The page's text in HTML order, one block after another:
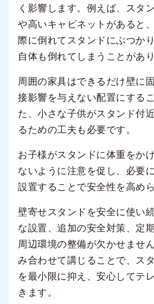
く影響します。例えば、スタ
や高いキャビネットがあると
際に倒れてスタンドにぶつか
自体も倒れてしまうことがあり
周囲の家具はできるだけ壁に
接影響を与えない配置にする
た、小さな子供がスタンド付
るための工夫も必要です。
お子様がスタンドに体重をか
ないように注意を促し、必要
設置することで安全性を高めら
壁寄せスタンドを安全に使い
な設置、追加の安全対策、定
周辺環境の整備が欠かせませ
み合わせて講じることで、ス
を最小限に抑え、安心してテ
きます。